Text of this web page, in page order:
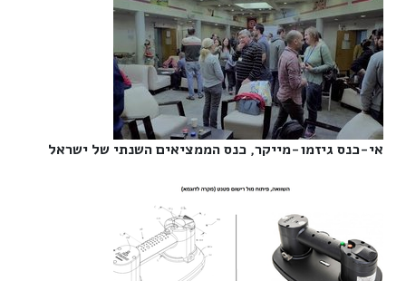
אי-כנס גיזמו-מייקר, כנס הממציאים השנתי של ישראל‎